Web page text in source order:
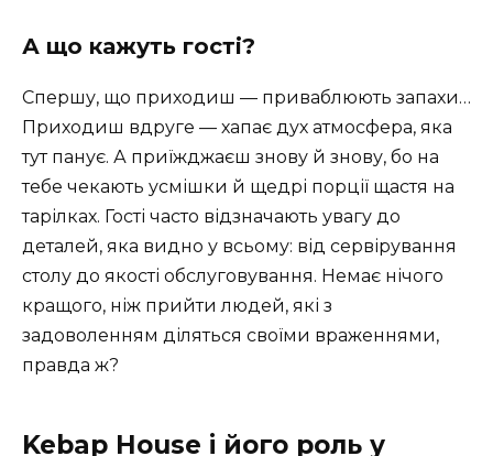
А що кажуть гості?
Спершу, що приходиш — приваблюють запахи…
Приходиш вдруге — хапає дух атмосфера, яка
тут панує. А приїжджаєш знову й знову, бо на
тебе чекають усмішки й щедрі порції щастя на
тарілках. Гості часто відзначають увагу до
деталей, яка видно у всьому: від сервірування
столу до якості обслуговування. Немає нічого
кращого, ніж прийти людей, які з
задоволенням діляться своїми враженнями,
правда ж?
Kebap House і його роль у